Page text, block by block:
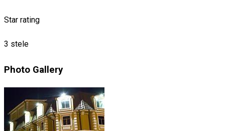
Star rating
3 stele
Photo Gallery